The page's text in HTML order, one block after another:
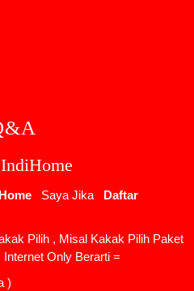
Saya Jika
Daftar
Pilih , Misal Kakak Pilih Paket
Internet Only Berarti =
)